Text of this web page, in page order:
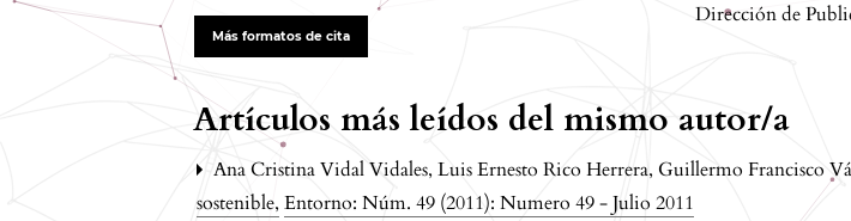
Más formatos de cita
Dirección de
Artículos más leídos del mismo autor/a
Ana Cristina Vidal Vidales, Luis Ernesto Rico Herrera, Guillermo Francisco
sostenible,Entorno: Núm. 49 (2011): Numero 49 - Julio 2011